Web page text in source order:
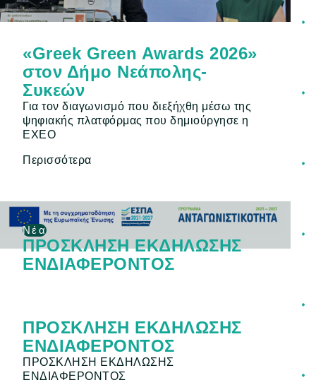
«Greek Green Awards 2026»
στον Δήμο Νεάπολης-
Συκεών
Για τον διαγωνισμό που διεξήχθη μέσω της
ψηφιακής πλατφόρμας που δημιούργησε η
EXEO
Περισσότερα
Νέα
ΠΡΟΣΚΛΗΣΗ ΕΚΔΗΛΩΣΗΣ
ΕΝΔΙΑΦΕΡΟΝΤΟΣ
ΠΡΟΣΚΛΗΣΗ ΕΚΔΗΛΩΣΗΣ
ΕΝΔΙΑΦΕΡΟΝΤΟΣ
ΠΡΟΣΚΛΗΣΗ ΕΚΔΗΛΩΣΗΣ
ΕΝΔΙΑΦΕΡΟΝΤΟΣ